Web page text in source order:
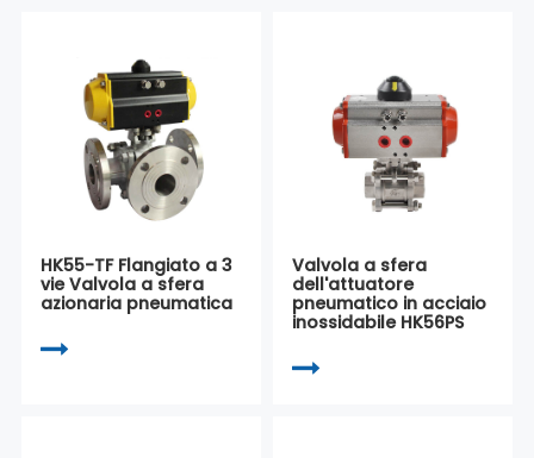
HK55-TF Flangiato a 3
vie Valvola a sfera
azionaria pneumatica
Valvola a sfera
dell'attuatore
pneumatico in acciaio
inossidabile HK56PS